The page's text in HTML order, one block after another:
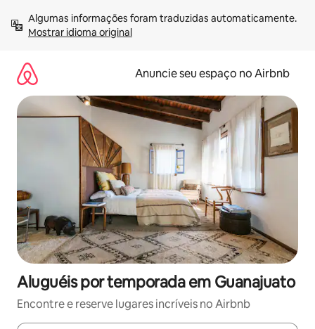
para
Mostrar idioma original
Anuncie seu espaço no Airbnb
Aluguéis por temporada em Guanajuato
Encontre e reserve lugares incríveis no Airbnb